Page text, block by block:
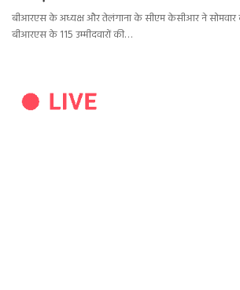
बीआरएस के अध्यक्ष और तेलंगाना के सीएम केसीआर ने सोमवार
बीआरएस के 115 उम्मीदवारों की…